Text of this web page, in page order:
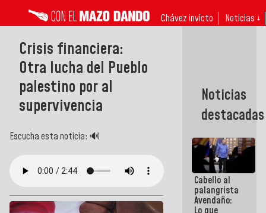
Chávez invicto Noticias ↓
Crisis financiera:
Otra lucha del Pueblo
palestino por al
supervivencia
Escucha esta noticia: 🔊
Noticias
destacadas
Cabello al
palangrista
Avendaño: